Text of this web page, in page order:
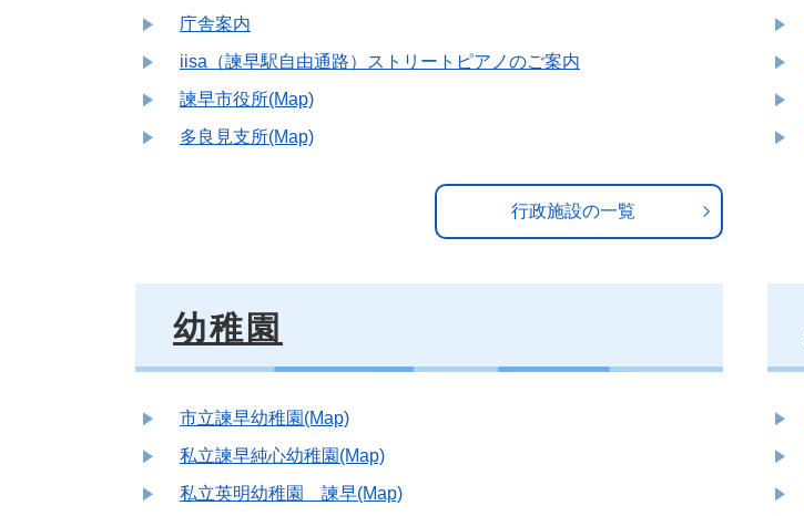
庁舎案内
iisa（諫早駅自由通路）ストリートピアノのご案内
諫早市役所(Map)
多良見支所(Map)
行政施設の一覧
幼稚園
市立諫早幼稚園(Map)
私立諫早純心幼稚園(Map)
私立英明幼稚園 諫早(Map)